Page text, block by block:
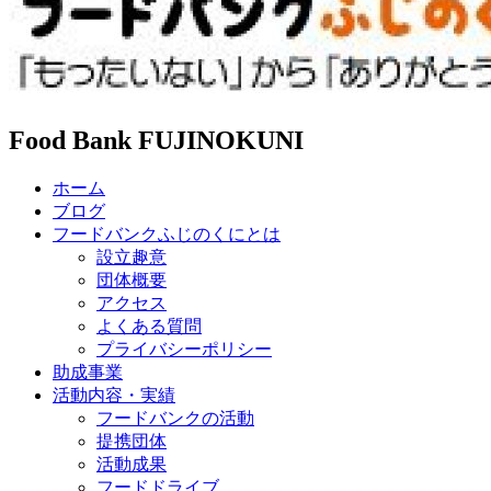
Food Bank FUJINOKUNI
ホーム
ブログ
フードバンクふじのくにとは
設立趣意
団体概要
アクセス
よくある質問
プライバシーポリシー
助成事業
活動内容・実績
フードバンクの活動
提携団体
活動成果
フードドライブ